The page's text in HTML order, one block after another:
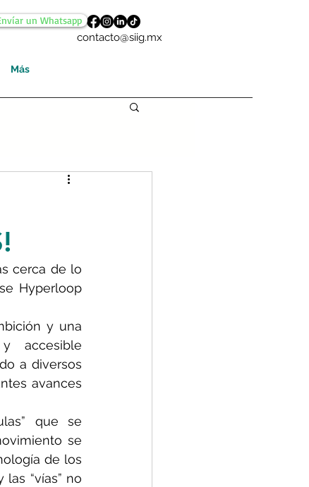
Más
contacto@siig.mx
un Whatsapp
cerca de lo
Hyperloop
y una
accesible
a diversos
avances
que se
se
de los
“vías” no